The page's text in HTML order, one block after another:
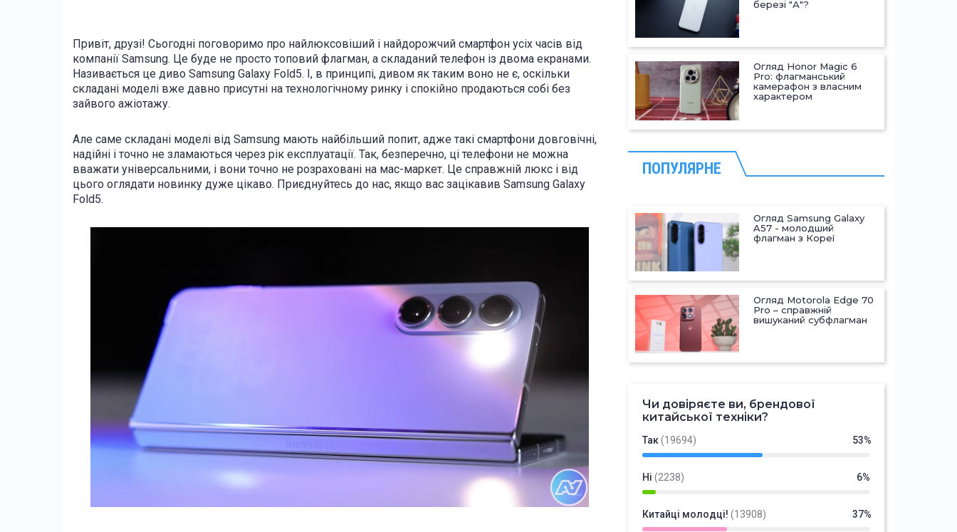
Привіт, друзі! Сьогодні поговоримо про найлюксовіший і найдорожчий смартфон усіх часів від
компанії Samsung. Це буде не просто топовий флагман, а складаний телефон із двома екранами.
Називається це диво Samsung Galaxy Fold5. І, в принципі, дивом як таким воно не є, оскільки
складані моделі вже давно присутні на технологічному ринку і спокійно продаються собі без
зайвого ажіотажу.
Але саме складані моделі від Samsung мають найбільший попит, адже такі смартфони довговічні,
надійні і точно не зламаються через рік експлуатації. Так, безперечно, ці телефони не можна
вважати універсальними, і вони точно не розраховані на мас-маркет. Це справжній люкс і від
цього оглядати новинку дуже цікаво. Приєднуйтесь до нас, якщо вас зацікавив Samsung Galaxy
Fold5.
березі "А"?
Огляд Honor Magic 6
Pro: флагманський
камерафон з власним
характером
ПОПУЛЯРНЕ
Огляд Samsung Galaxy
A57 - молодший
флагман з Кореї
Огляд Motorola Edge 70
Pro – справжній
вишуканий субфлагман
Чи довіряєте ви, брендової
китайської техніки?
Так(19694) 53%
Ні (2238) 6%
Китайці молодці! (13908) 37%